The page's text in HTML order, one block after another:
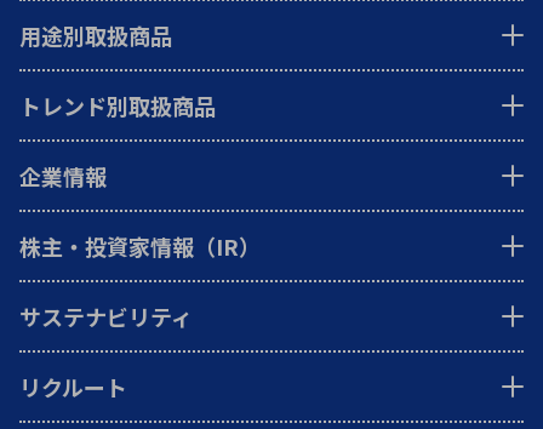
用途別取扱商品
トレンド別取扱商品
企業情報
株主・投資家情報（IR）
サステナビリティ
リクルート